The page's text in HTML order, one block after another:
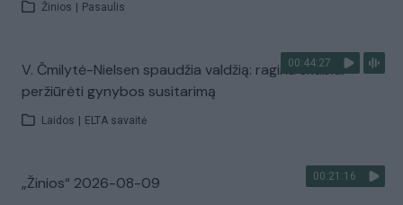
Žinios Pasaulis
00:44:27
V. Čmilytė-Nielsen spaudžia valdžią: ragina skubiai
peržiūrėti gynybos susitarimą
Laidos ELTA savaitė
00:21:16
„Žinios“ 2026-08-09